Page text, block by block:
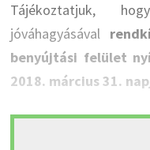
Tájékoztatjuk,
jóváhagyásával
benyújtási felület
2018. március 31.